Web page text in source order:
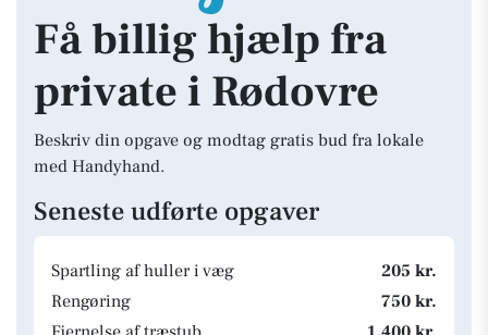
Få billig hjælp fra
private i Rødovre
Beskriv din opgave og modtag gratis bud fra lokale
med Handyhand.
Seneste udførte opgaver
Spartling af huller i væg
205 kr.
Rengøring
750 kr.